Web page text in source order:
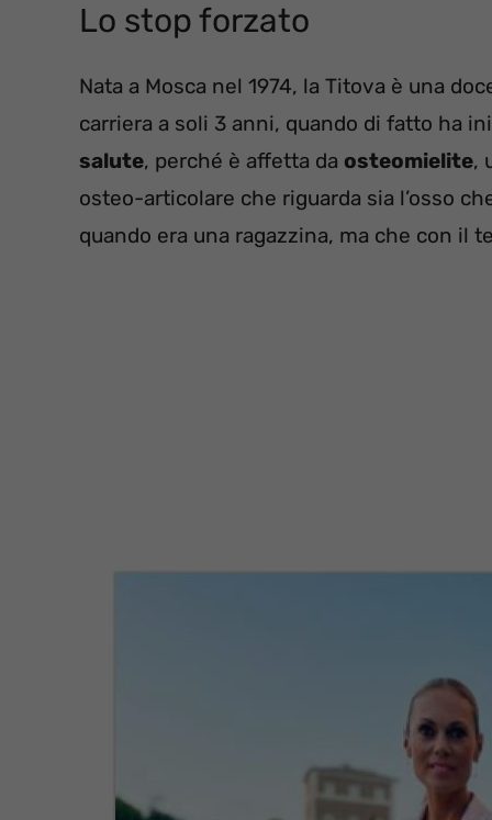
Lo stop forzato
Nata a Mosca nel 1974, la Titova è una
carriera a soli 3 anni, quando di fatto ha
salute, perché è affetta da osteomielite,
osteo-articolare che riguarda sia l’osso
quando era una ragazzina, ma che con il